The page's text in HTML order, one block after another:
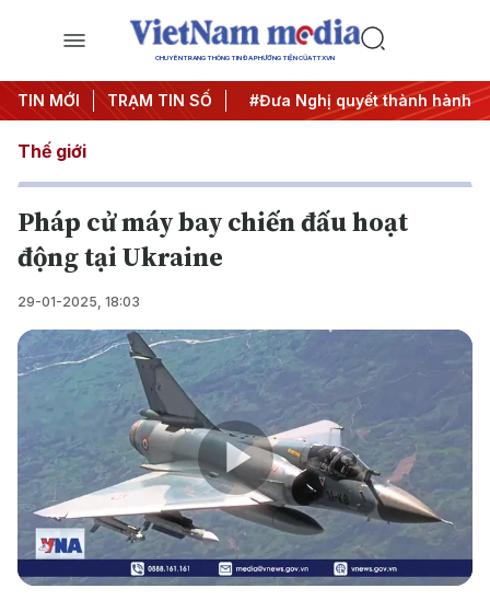
CHUYÊN TRANG THÔNG TIN ĐA PHƯƠNG TIỆN CỦA TTXVN
TIN MỚI TRẠM TIN SỐ
ương 3 #APEC 2027 #Đưa Nghị quyết thành hành
Thế giới
Pháp cử máy bay chiến đấu hoạt
động tại Ukraine
29-01-2025, 18:03
Play
Video